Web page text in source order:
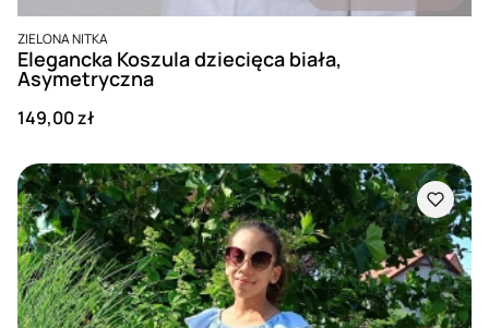
PRODUCENT
ZIELONA NITKA
Elegancka Koszula dziecięca biała,
Asymetryczna
Cena
149,00 zł